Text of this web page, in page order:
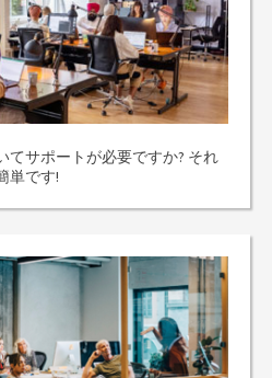
てサポートが必要ですか? それ
単です!